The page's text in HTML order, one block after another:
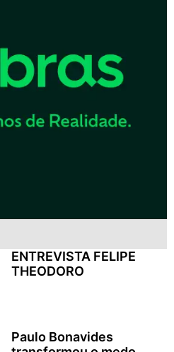
ENTREVISTA FELIPE
THEODORO
Paulo Bonavides